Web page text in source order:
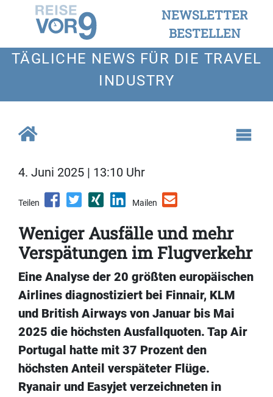
NEWSLETTER
BESTELLEN
TÄGLICHE NEWS FÜR DIE TRAVEL
INDUSTRY
4. Juni 2025 | 13:10 Uhr
Teilen Mailen
Weniger Ausfälle und mehr
Verspätungen im Flugverkehr
Eine Analyse der 20 größten europäischen
Airlines diagnostiziert bei Finnair, KLM
und British Airways von Januar bis Mai
2025 die höchsten Ausfallquoten. Tap Air
Portugal hatte mit 37 Prozent den
höchsten Anteil verspäteter Flüge.
Ryanair und Easyjet verzeichneten in